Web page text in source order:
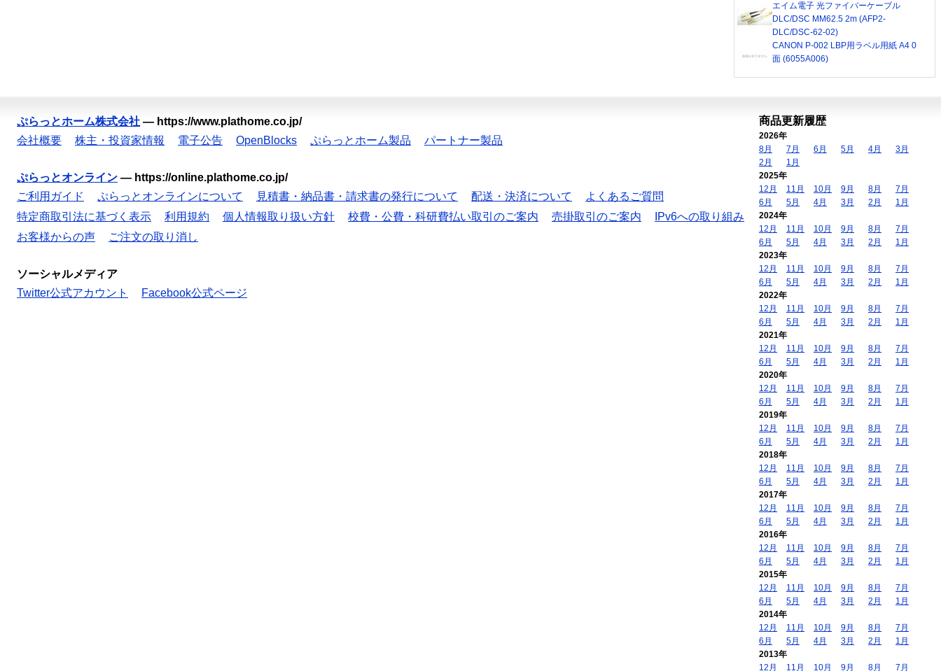
エイム電子 光ファイバーケーブル
DLC/DSC MM62.5 2m (AFP2-
DLC/DSC-62-02)
CANON P-002 LBP用ラベル用紙 A4 0
面 (6055A006)
ぷらっとホーム株式会社 — https://www.plathome.co.jp/
会社概要
株主・投資家情報 電子公告 OpenBlocks ぷらっとホーム製品 パートナー製品
ぷらっとオンライン — https://online.plathome.co.jp/
ご利用ガイド
ぷらっとオンラインについて 見積書・納品書・請求書の発行について 配送・決済について
よくあるご質問
特定商取引法に基づく表示
利用規約 個人情報取り扱い方針 校費・公費・科研費払い取引のご案内 売掛取引のご案内
IPv6への取り組み
お客様からの声
ご注文の取り消し
ソーシャルメディア
Twitter公式アカウント
Facebook公式ページ
商品更新履歴
2026年
8月
7月 6月 5月 4月
3月
2月
1月
2025年
12月
11月 10月 9月 8月
7月
6月
5月 4月 3月 2月
1月
2024年
12月
11月 10月 9月 8月
7月
6月
5月 4月 3月 2月
1月
2023年
12月
11月 10月 9月 8月
7月
6月
5月 4月 3月 2月
1月
2022年
12月
11月 10月 9月 8月
7月
6月
5月 4月 3月 2月
1月
2021年
12月
11月 10月 9月 8月
7月
6月
5月 4月 3月 2月
1月
2020年
12月
11月 10月 9月 8月
7月
6月
5月 4月 3月 2月
1月
2019年
12月
11月 10月 9月 8月
7月
6月
5月 4月 3月 2月
1月
2018年
12月
11月 10月 9月 8月
7月
6月
5月 4月 3月 2月
1月
2017年
12月
11月 10月 9月 8月
7月
6月
5月 4月 3月 2月
1月
2016年
12月
11月 10月 9月 8月
7月
6月
5月 4月 3月 2月
1月
2015年
12月
11月 10月 9月 8月
7月
6月
5月 4月 3月 2月
1月
2014年
12月
11月 10月 9月 8月
7月
6月
5月 4月 3月 2月
1月
2013年
12月
11月 10月 9月 8月 7月